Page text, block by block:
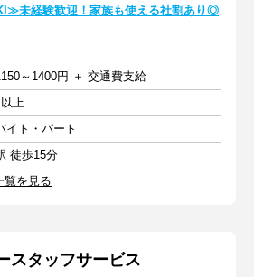
未経験歓迎！家族も使える社割あり◎
～1400円 ＋ 交通費支給
上
イト・パート
徒歩15分
覧を見る
スタッフサービス